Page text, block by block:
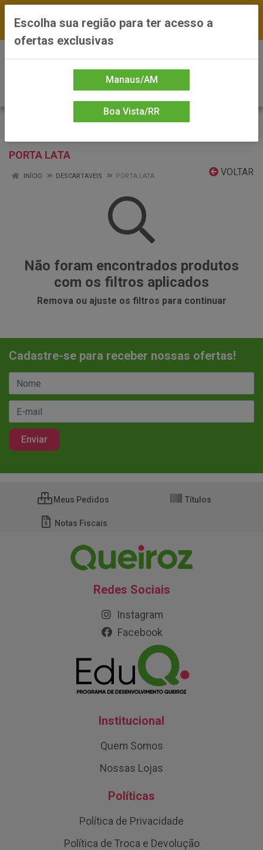
*Preços exclusivos do site — Entrega em até 24h
PORTA LATA
VOLTAR
INÍCIO DESCARTAVEIS PORTA LATA
Não foram encontrados produtos
com os filtros aplicados
Remova ou ajuste os filtros para continuar
Cadastre-se para receber nossas ofertas!
Meus Pedidos Títulos
Notas Fiscais
Redes Sociais
Instagram
Facebook
Institucional
Quem Somos
Nossas Lojas
Políticas
Política de Privacidade
Política de Troca e Devolução
Escolha sua região para ter acesso a
ofertas exclusivas
Manaus/AM
Boa Vista/RR